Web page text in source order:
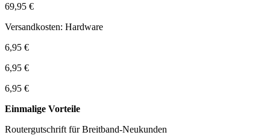
69,95 €
Versandkosten: Hardware
6,95 €
6,95 €
6,95 €
Einmalige Vorteile
Routergutschrift für Breitband-Neukunden